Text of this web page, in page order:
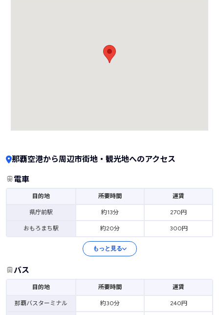
那覇空港から周辺市街地・観光地へのアクセス
電車
目的地 所要時間 運賃
県庁前駅 約13分 270円
おもろまち駅 約20分 300円
もっと見る
バス
目的地 所要時間 運賃
那覇バスターミナル 約30分 240円